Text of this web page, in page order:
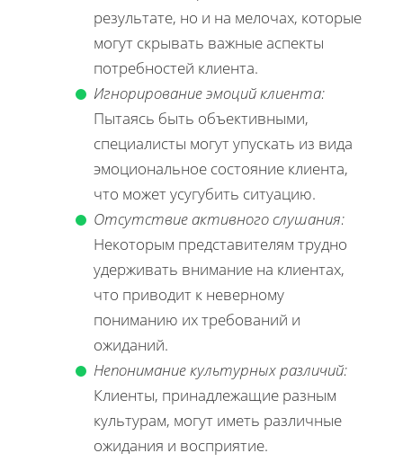
результате, но и на мелочах, которые
могут скрывать важные аспекты
потребностей клиента.
Игнорирование эмоций клиента:
Пытаясь быть объективными,
специалисты могут упускать из вида
эмоциональное состояние клиента,
что может усугубить ситуацию.
Отсутствие активного слушания:
Некоторым представителям трудно
удерживать внимание на клиентах,
что приводит к неверному
пониманию их требований и
ожиданий.
Непонимание культурных различий:
Клиенты, принадлежащие разным
культурам, могут иметь различные
ожидания и восприятие.